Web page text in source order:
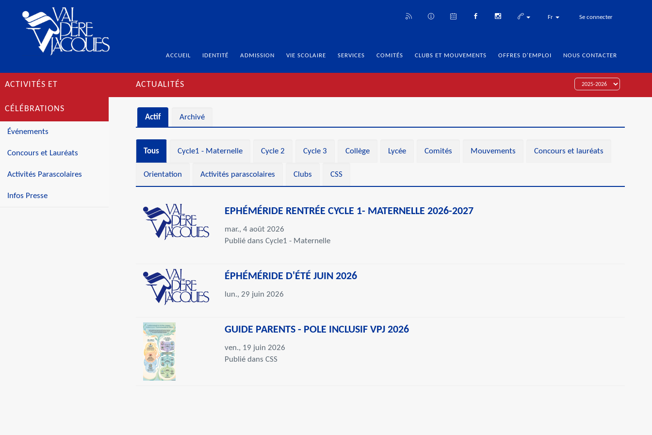
Fr Se connecter
ACCUEIL IDENTITÉ ADMISSION VIE SCOLAIRE SERVICES COMITÉS CLUBS ET MOUVEMENTS OFFRES D'EMPLOI NOUS CONTACTER
ACTIVITÉS ET
CÉLÉBRATIONS
Événements
Concours et Lauréats
Activités Parascolaires
Infos Presse
ACTUALITÉS
Actif Archivé
Tous Cycle1 - Maternelle Cycle 2 Cycle 3 Collège Lycée Comités Mouvements Concours et lauréats
Orientation Activités parascolaires Clubs CSS
EPHÉMÉRIDE RENTRÉE CYCLE 1- MATERNELLE 2026-2027
mar., 4 août 2026
Publié dans Cycle1 - Maternelle
ÉPHÉMÉRIDE D'ÉTÉ JUIN 2026
lun., 29 juin 2026
GUIDE PARENTS - POLE INCLUSIF VPJ 2026
ven., 19 juin 2026
Publié dans CSS